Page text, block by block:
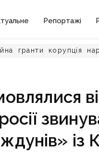
Репортажі
гранти корупція
із